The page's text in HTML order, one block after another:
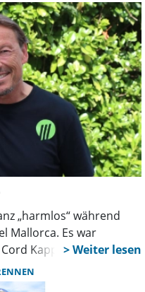
„harmlos“ während
Mallorca. Es war
Kappe suchten für
am besten in einer
Alternative an.